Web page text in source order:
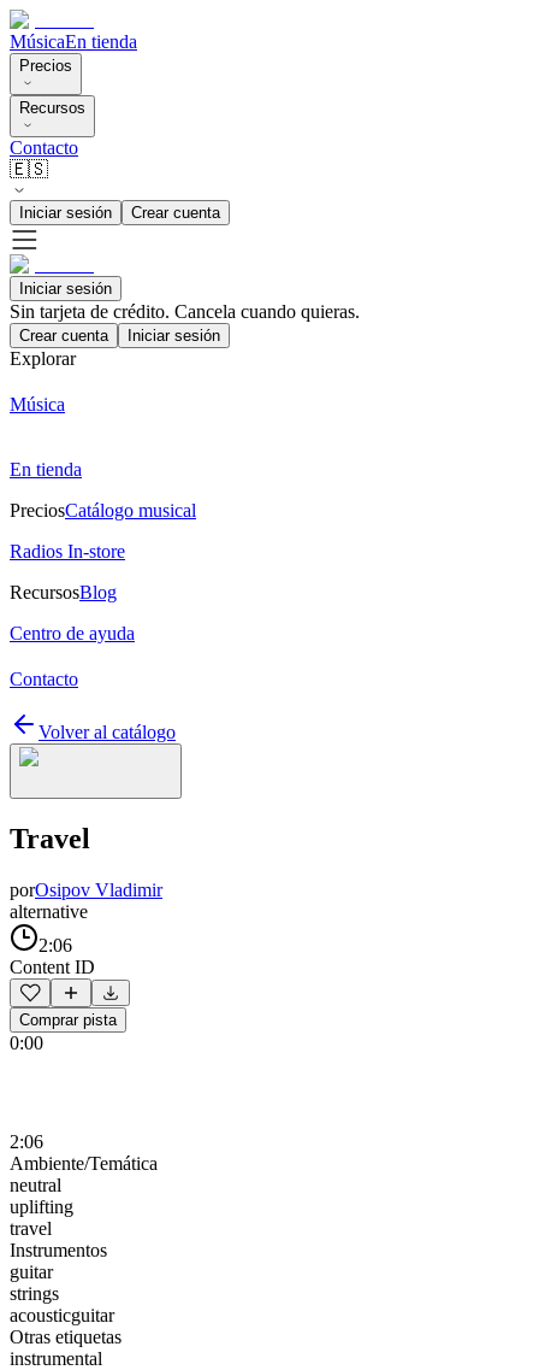
MúsicaEn tienda
Precios
Recursos
Contacto
🇪🇸
Iniciar sesión Crear cuenta
Iniciar sesión
Sin tarjeta de crédito. Cancela cuando quieras.
Crear cuenta Iniciar sesión
Explorar
Música
En tienda
PreciosCatálogo musical
Radios In-store
RecursosBlog
Centro de ayuda
Contacto
Volver al catálogo
Travel
porOsipov Vladimir
alternative
2:06
Content ID
Comprar pista
0:00
2:06
Ambiente/Temática
neutral
uplifting
travel
Instrumentos
guitar
strings
acousticguitar
Otras etiquetas
instrumental